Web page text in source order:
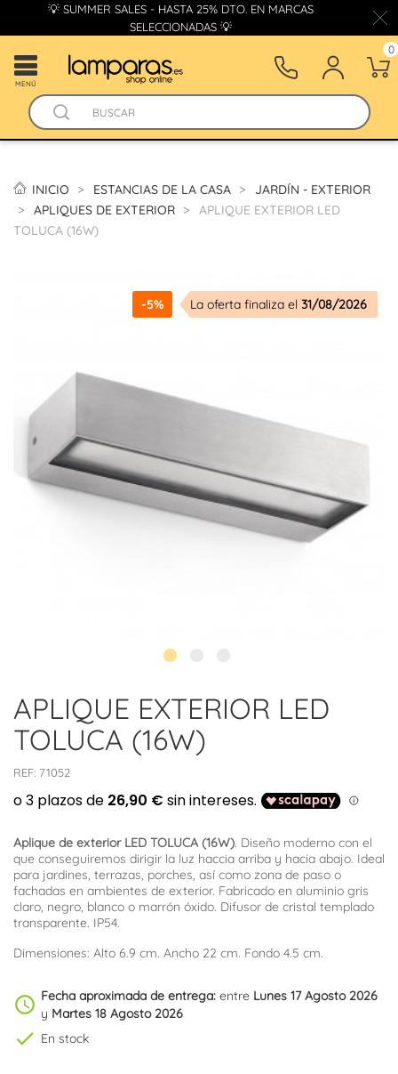
💡 SUMMER SALES - HASTA 25% DTO. EN MARCAS
SELECCIONADAS 💡
MENÚ
0
INICIO ESTANCIAS DE LA CASA
JARDÍN - EXTERIOR
APLIQUES DE EXTERIOR
APLIQUE EXTERIOR LED
TOLUCA (16W)
-5% La oferta finaliza el 31/08/2026
APLIQUE EXTERIOR LED
TOLUCA (16W)
REF: 71052
Aplique de exterior LED TOLUCA (16W). Diseño moderno con el
que conseguiremos dirigir la luz haccia arriba y hacia abajo. Ideal
para jardines, terrazas, porches, así como zona de paso o
fachadas en ambientes de exterior. Fabricado en aluminio gris
claro, negro, blanco o marrón óxido. Difusor de cristal templado
transparente. IP54.
Dimensiones: Alto 6.9 cm. Ancho 22 cm. Fondo 4.5 cm.
schedule Fecha aproximada de entrega: entre Lunes 17 Agosto 2026
y Martes 18 Agosto 2026
check En stock